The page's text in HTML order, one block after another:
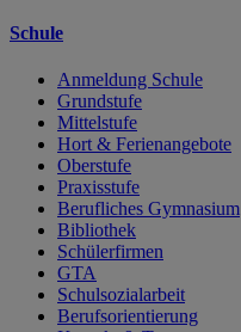
Schule
Anmeldung Schule
Grundstufe
Mittelstufe
Hort & Ferienangebote
Oberstufe
Praxisstufe
Berufliches Gymnasium
Bibliothek
Schülerfirmen
GTA
Schulsozialarbeit
Berufsorientierung